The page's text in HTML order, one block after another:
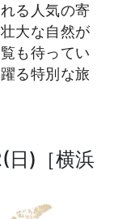
る人気の寄
大な自然が
も待ってい
る特別な旅
)［横浜